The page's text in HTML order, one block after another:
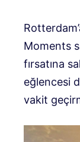
Moments
fırsatına
eğlencesi
vakit